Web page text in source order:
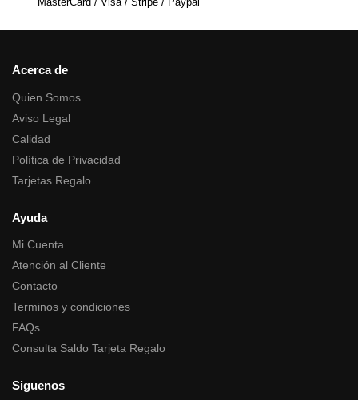
Acerca de
Quien Somos
Aviso Legal
Calidad
Política de Privacidad
Tarjetas Regalo
Ayuda
Mi Cuenta
Atención al Cliente
Contacto
Terminos y condiciones
FAQs
Consulta Saldo Tarjeta Regalo
Siguenos